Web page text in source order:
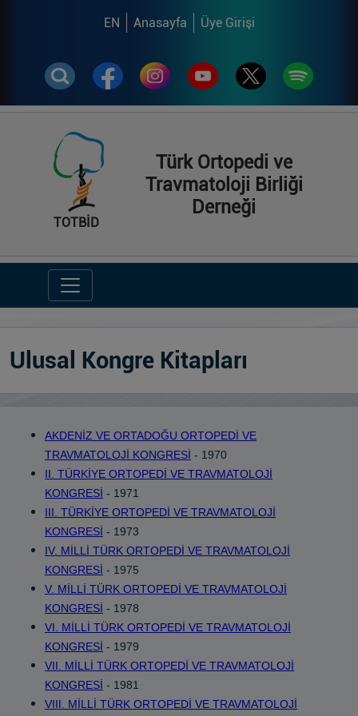
EN Anasayfa Üye Girişi
TOTBİD
Türk Ortopedi ve
Travmatoloji Birliği
Derneği
Ulusal Kongre Kitapları
AKDENİZ VE ORTADOĞU ORTOPEDİ VE
TRAVMATOLOJİ KONGRESİ - 1970
II. TÜRKİYE ORTOPEDİ VE TRAVMATOLOJİ
KONGRESİ - 1971
III. TÜRKİYE ORTOPEDİ VE TRAVMATOLOJİ
KONGRESİ - 1973
IV. MİLLİ TÜRK ORTOPEDİ VE TRAVMATOLOJİ
KONGRESİ - 1975
V. MİLLİ TÜRK ORTOPEDİ VE TRAVMATOLOJİ
KONGRESİ - 1978
VI. MİLLİ TÜRK ORTOPEDİ VE TRAVMATOLOJİ
KONGRESİ - 1979
VII. MİLLİ TÜRK ORTOPEDİ VE TRAVMATOLOJİ
KONGRESİ - 1981
VIII. MİLLİ TÜRK ORTOPEDİ VE TRAVMATOLOJİ